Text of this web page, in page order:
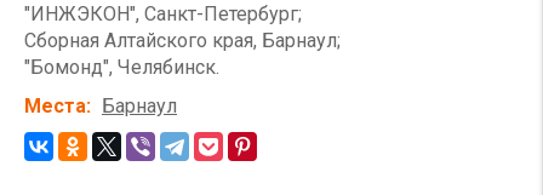
"ИНЖЭКОН", Санкт-Петербург;
Сборная Алтайского края, Барнаул;
"Бомонд", Челябинск.
Места
Барнаул